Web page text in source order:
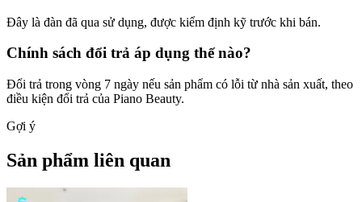
Đây là đàn đã qua sử dụng, được kiểm định kỹ trước khi bán.
Chính sách đổi trả áp dụng thế nào?
Đổi trả trong vòng 7 ngày nếu sản phẩm có lỗi từ nhà sản xuất, theo
điều kiện đổi trả của Piano Beauty.
Gợi ý
Sản phẩm liên quan